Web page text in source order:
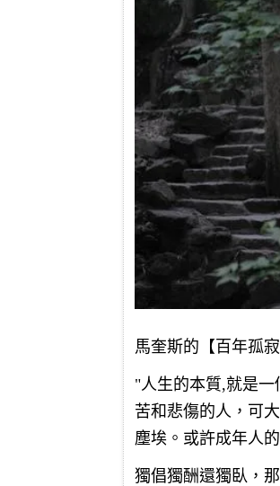
馬奎斯的【百年孤
"人生的本質,就是
苦和悲傷的人，可
塵埃。或許成年人
獨倡獨酬還獨臥，